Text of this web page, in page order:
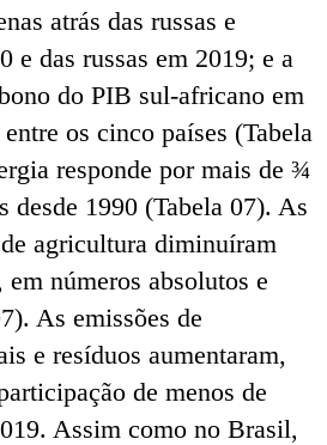
atrás das russas e
e das russas em 2019; e a
do PIB sul-africano em
os cinco países (Tabela
responde por mais de ¾
desde 1990 (Tabela 07). As
agricultura diminuíram
números absolutos e
As emissões de
e resíduos aumentaram,
de menos de
Assim como no Brasil,